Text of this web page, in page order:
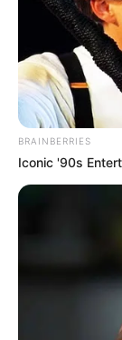
BRAINBERRIES
Iconic '90s